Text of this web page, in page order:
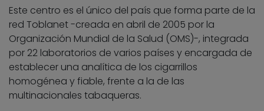
Este centro es el único del país que forma parte de la
red Toblanet -creada en abril de 2005 por la
Organización Mundial de la Salud (OMS)-, integrada
por 22 laboratorios de varios países y encargada de
establecer una analítica de los cigarrillos
homogénea y fiable, frente a la de las
multinacionales tabaqueras.